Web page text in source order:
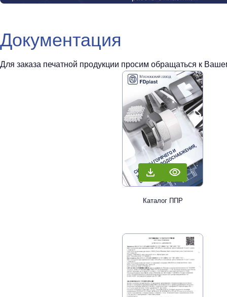
Документация
Для заказа печатной продукции просим обращаться к
Каталог ППР